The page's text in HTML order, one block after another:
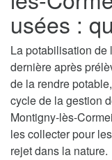
usées :
La potabilisation de
dernière après
de la rendre
cycle de la gestion
Montigny-lès-
les collecter pour
rejet dans la nature.